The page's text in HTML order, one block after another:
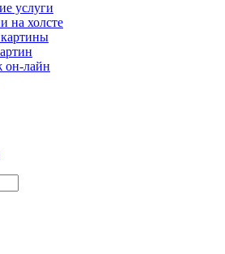
услуги
на холсте
он-лайн